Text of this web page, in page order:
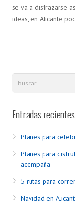
se va a disfrazarse
ideas, en Alicante
Entradas recientes
Planes para
Planes para
acompaña
5 rutas para
Navidad en